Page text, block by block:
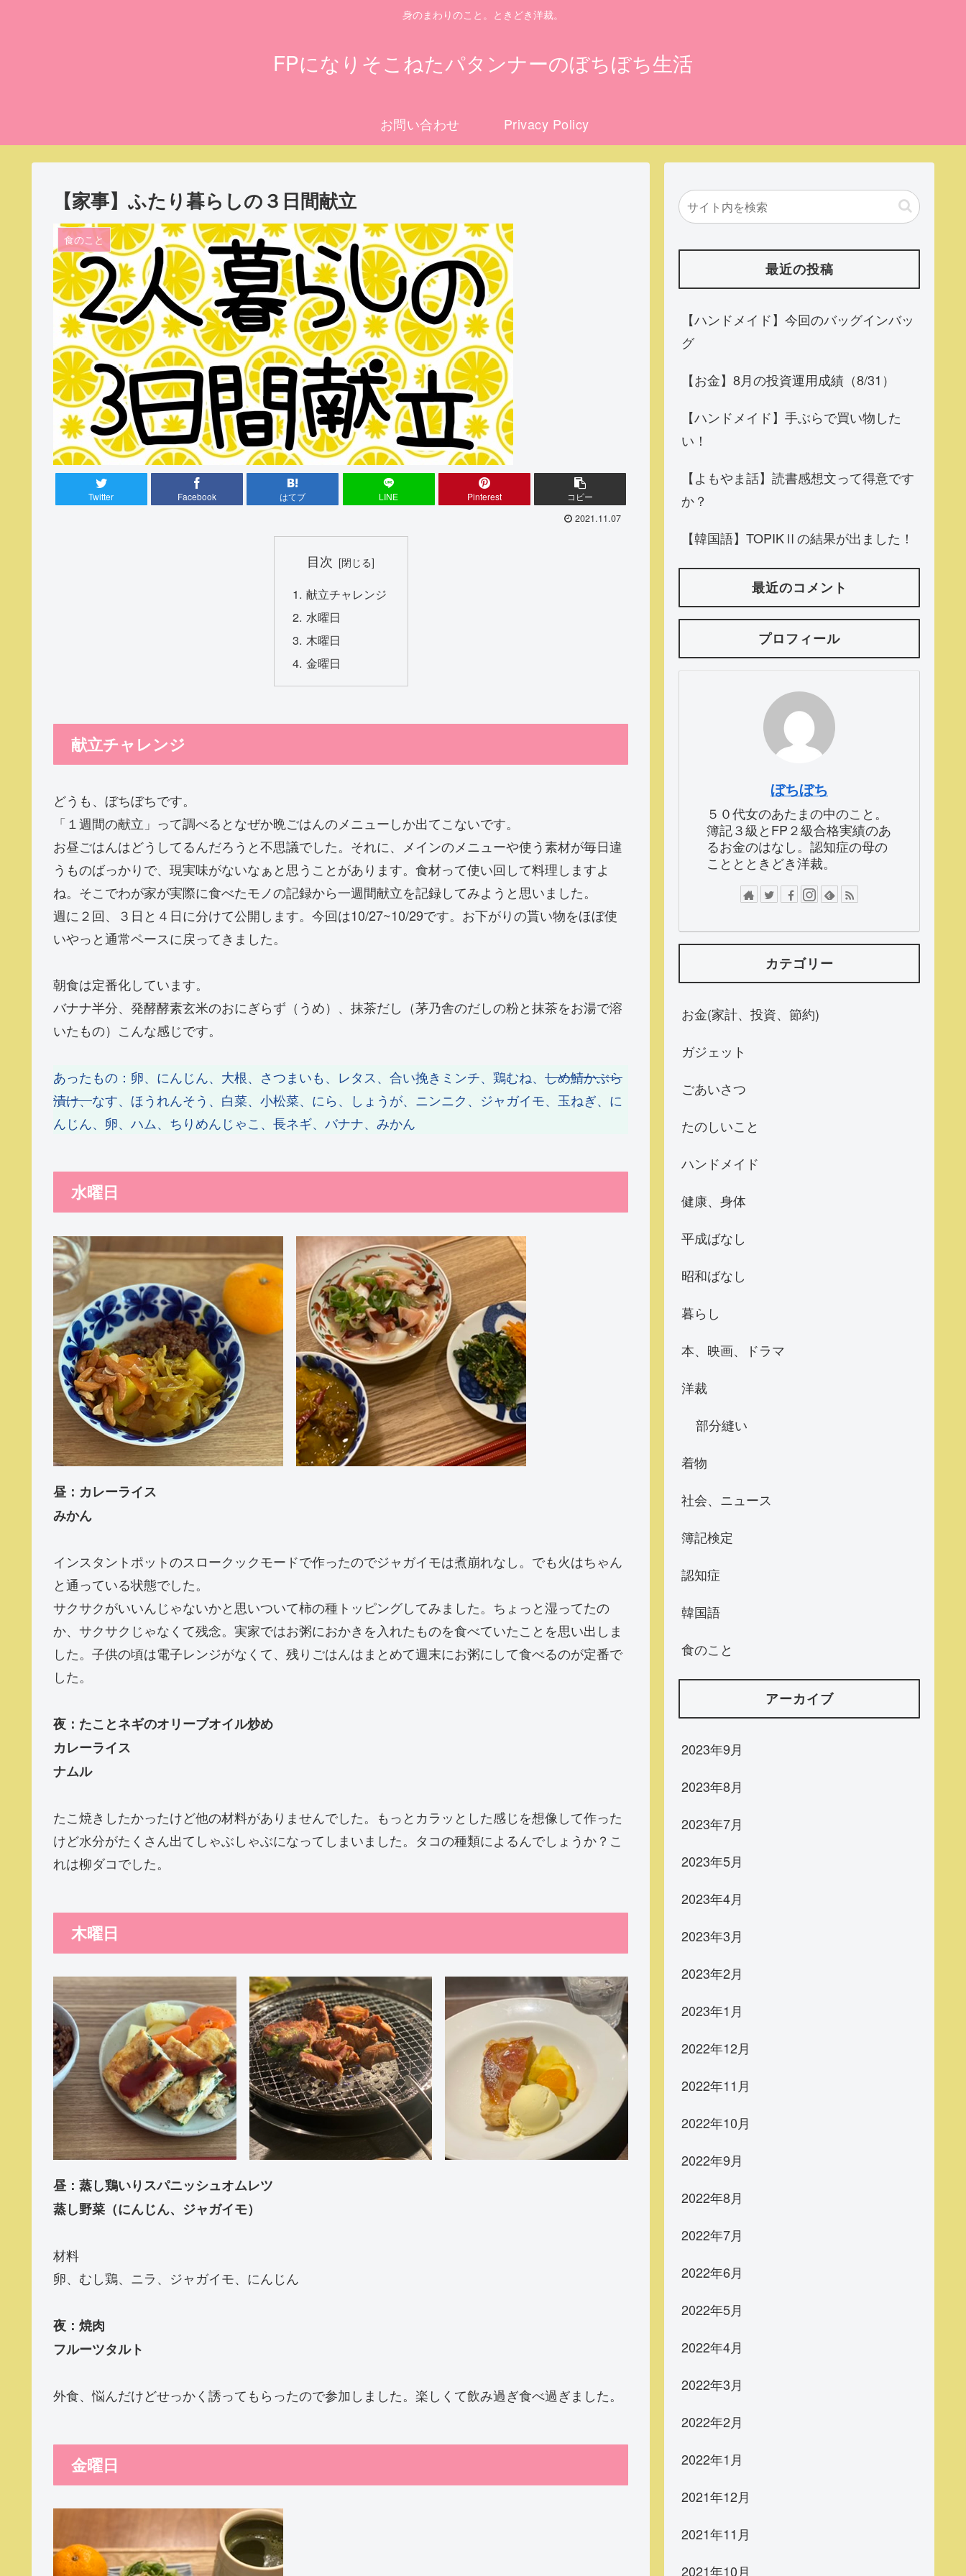
身のまわりのこと。ときどき洋裁。
FPになりそこねたパタンナーのぼちぼち生活
お問い合わせ Privacy Policy
【家事】ふたり暮らしの３日間献立
食のこと
Twitter Facebook はてブ LINE Pinterest コピー
2021.11.07
目次
献立チャレンジ
水曜日
木曜日
金曜日
献立チャレンジ
どうも、ぼちぼちです。
「１週間の献立」って調べるとなぜか晩ごはんのメニューしか出てこないです。
お昼ごはんはどうしてるんだろうと不思議でした。それに、メインのメニューや使う素材が毎日違
うものばっかりで、現実味がないなぁと思うことがあります。食材って使い回して料理しますよ
ね。そこでわが家が実際に食べたモノの記録から一週間献立を記録してみようと思いました。
週に２回、３日と４日に分けて公開します。今回は10/27~10/29です。お下がりの貰い物をほぼ使
いやっと通常ペースに戻ってきました。
朝食は定番化しています。
バナナ半分、発酵酵素玄米のおにぎらず（うめ）、抹茶だし（茅乃舎のだしの粉と抹茶をお湯で溶
いたもの）こんな感じです。
あったもの：卵、にんじん、大根、さつまいも、レタス、合い挽きミンチ、鶏むね、 しめ鯖かぶら
漬け、なす、ほうれんそう、白菜、小松菜、にら、しょうが、ニンニク、ジャガイモ、玉ねぎ、に
んじん、卵、ハム、ちりめんじゃこ、長ネギ、バナナ、みかん
水曜日
昼：カレーライス
みかん
インスタントポットのスロークックモードで作ったのでジャガイモは煮崩れなし。でも火はちゃん
と通っている状態でした。
サクサクがいいんじゃないかと思いついて柿の種トッピングしてみました。ちょっと湿ってたの
か、サクサクじゃなくて残念。実家ではお粥におかきを入れたものを食べていたことを思い出しま
した。子供の頃は電子レンジがなくて、残りごはんはまとめて週末にお粥にして食べるのが定番で
した。
夜：たことネギのオリーブオイル炒め
カレーライス
ナムル
たこ焼きしたかったけど他の材料がありませんでした。もっとカラッとした感じを想像して作った
けど水分がたくさん出てしゃぶしゃぶになってしまいました。タコの種類によるんでしょうか？こ
れは柳ダコでした。
木曜日
昼：蒸し鶏いりスパニッシュオムレツ
蒸し野菜（にんじん、ジャガイモ）
材料
卵、むし鶏、ニラ、ジャガイモ、にんじん
夜：焼肉
フルーツタルト
外食、悩んだけどせっかく誘ってもらったので参加しました。楽しくて飲み過ぎ食べ過ぎました。
金曜日
最近の投稿
【ハンドメイド】今回のバッグインバッ
グ
【お金】8月の投資運用成績（8/31）
【ハンドメイド】手ぶらで買い物した
い！
【よもやま話】読書感想文って得意です
か？
【韓国語】TOPIKⅡの結果が出ました！
最近のコメント
プロフィール
ぼちぼち
５０代女のあたまの中のこと。
簿記３級とFP２級合格実績のあ
るお金のはなし。認知症の母の
こととときどき洋裁。
カテゴリー
お金(家計、投資、節約)
ガジェット
ごあいさつ
たのしいこと
ハンドメイド
健康、身体
平成ばなし
昭和ばなし
暮らし
本、映画、ドラマ
洋裁
部分縫い
着物
社会、ニュース
簿記検定
認知症
韓国語
食のこと
アーカイブ
2023年9月
2023年8月
2023年7月
2023年5月
2023年4月
2023年3月
2023年2月
2023年1月
2022年12月
2022年11月
2022年10月
2022年9月
2022年8月
2022年7月
2022年6月
2022年5月
2022年4月
2022年3月
2022年2月
2022年1月
2021年12月
2021年11月
2021年10月